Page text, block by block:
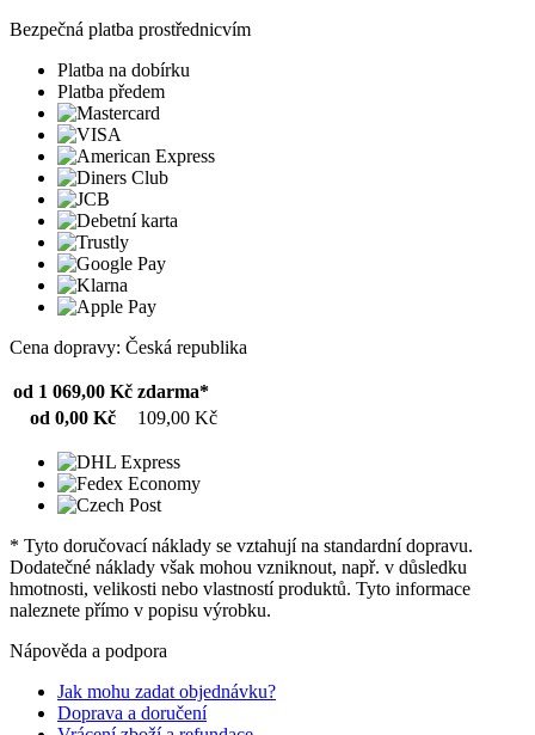
Bezpečná platba prostřednicvím
Platba na dobírku
Platba předem
Cena dopravy: Česká republika
od 1 069,00 Kč zdarma*
od 0,00 Kč
109,00 Kč
* Tyto doručovací náklady se vztahují na standardní dopravu.
Dodatečné náklady však mohou vzniknout, např. v důsledku
hmotnosti, velikosti nebo vlastností produktů. Tyto informace
naleznete přímo v popisu výrobku.
Nápověda a podpora
Jak mohu zadat objednávku?
Doprava a doručení